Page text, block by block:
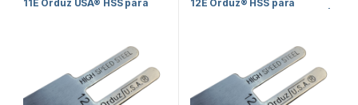
11E Orduz USA® HSS para
12E Orduz® HSS para